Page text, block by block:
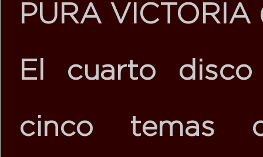
PURA VICTORIA
El cuarto
cinco temas